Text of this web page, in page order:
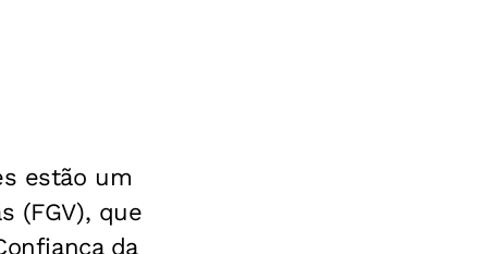
estão um
(FGV), que
da